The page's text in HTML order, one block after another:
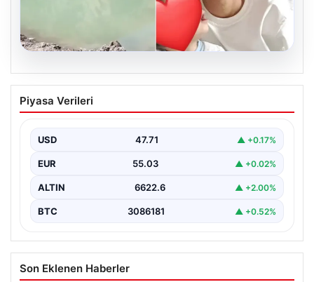
06.08.2026
12 yaşındaki çocuk hafriyat alınan
gölette boğuldu
Boğuldu", "content": "Erzurum'un Oltu ilçesinde
gerçekleşen üzücü…
Piyasa Verileri
USD 47.71 ▲ +0.17%
EUR 55.03 ▲ +0.02%
ALTIN 6622.6 ▲ +2.00%
BTC 3086181 ▲ +0.52%
Son Eklenen Haberler